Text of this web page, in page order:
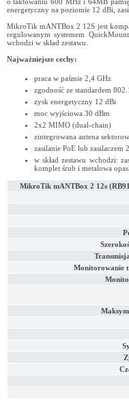
energetyczny na poziomie 12 dBi,
MikroTik mANTBox 2 12S jest
regulowanym systemem
wchodzi w skład zestawu.
Najważniejsze cechy:
praca w paśmie 2,4 GHz
zgodność ze standardem
zysk energetyczny 12 dBi
moc wyjściowa 30 dBm
2x2 MIMO (dual-chain)
zintegrowana antena
zasilanie PoE lub zasilaczem
w skład zestawu wchodzi:
komplet śrub i metalowa
MikroTik mANTBox 2 12s
Monitorowanie